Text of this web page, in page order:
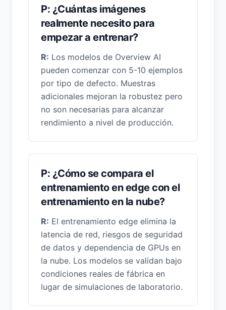
P: ¿Cuántas imágenes
realmente necesito para
empezar a entrenar?
R: Los modelos de Overview AI
pueden comenzar con 5-10 ejemplos
por tipo de defecto. Muestras
adicionales mejoran la robustez pero
no son necesarias para alcanzar
rendimiento a nivel de producción.
P: ¿Cómo se compara el
entrenamiento en edge con el
entrenamiento en la nube?
R: El entrenamiento edge elimina la
latencia de red, riesgos de seguridad
de datos y dependencia de GPUs en
la nube. Los modelos se validan bajo
condiciones reales de fábrica en
lugar de simulaciones de laboratorio.